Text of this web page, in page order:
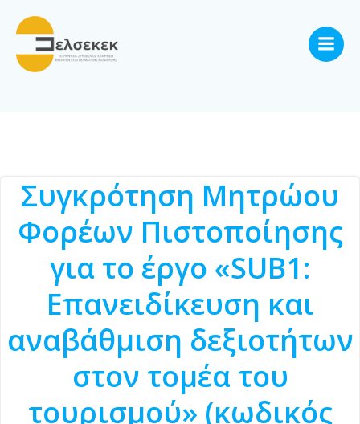
Συγκρότηση Μητρώου
Φορέων Πιστοποίησης
για το έργο «SUB1:
Επανειδίκευση και
αναβάθμιση δεξιοτήτων
στον τομέα του
τουρισμού» (κωδικός